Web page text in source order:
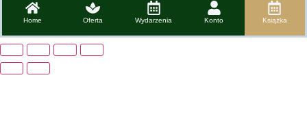
Home Oferta Wydarzenia Konto Książka